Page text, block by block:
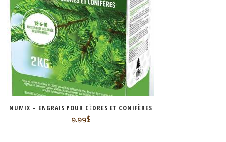
NUMIX – ENGRAIS POUR CÈDRES ET CONIFÈRES
9.99$